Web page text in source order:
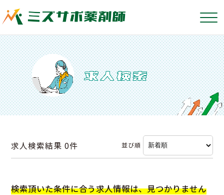
求人検索結果0件 並び順
検索頂いた条件に合う求人情報は、見つかりません